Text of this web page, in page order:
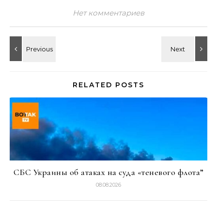
Нет комментариев
RELATED POSTS
СБС Украины об атаках на суда «теневого флота”
08.08.2026